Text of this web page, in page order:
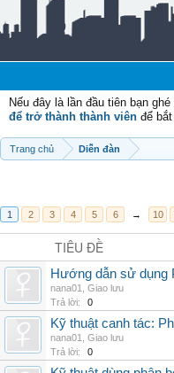
Nếu đây là lần đầu tiên bạn
để trở thành thành viên để
Trang chủ Diễn đàn
1 2 3 4 5 6 → 10
TIÊU ĐỀ
Hướng dẫn sử dụng
nana01
Giao lưu
Trả lời:
0
Kỹ thuật canh tác:
nana01
Giao lưu
Trả lời:
0